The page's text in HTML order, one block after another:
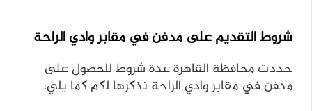
شروط التقديم على مدفن في مقابر وادي الراحة
حددت محافظة القاهرة عدة شروط للحصول على
مدفن في مقابر وادي الراحة نذكرها لكم كما يلي: